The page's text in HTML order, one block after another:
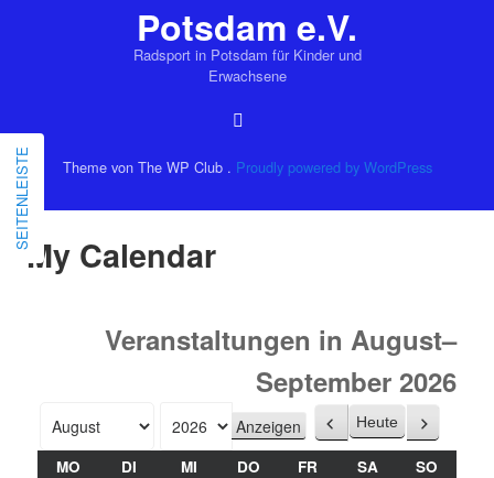
My Calendar
Veranstaltungen in August–
September 2026
Monat
Jahr Zurück
Heute Weiter
MO DI MI DO FR SA SO
SEITENLEISTE
Potsdam e.V.
Radsport in Potsdam für Kinder und
Erwachsene
Theme von The WP Club . Proudly powered by WordPress